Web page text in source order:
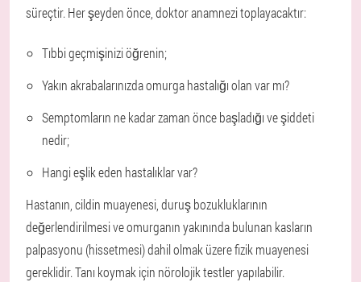
süreçtir. Her şeyden önce, doktor anamnezi toplayacaktır:
Tıbbi geçmişinizi öğrenin;
Yakın akrabalarınızda omurga hastalığı olan var mı?
Semptomların ne kadar zaman önce başladığı ve şiddeti
nedir;
Hangi eşlik eden hastalıklar var?
Hastanın, cildin muayenesi, duruş bozukluklarının
değerlendirilmesi ve omurganın yakınında bulunan kasların
palpasyonu (hissetmesi) dahil olmak üzere fizik muayenesi
gereklidir. Tanı koymak için nörolojik testler yapılabilir.